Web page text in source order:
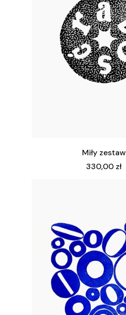
Miły zestaw
Cena
330,00 zł